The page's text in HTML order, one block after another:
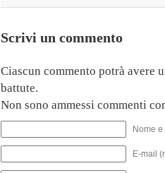
Scrivi un commento
Ciascun commento potrà avere
battute.
Non sono ammessi commenti
Nome
E-mail